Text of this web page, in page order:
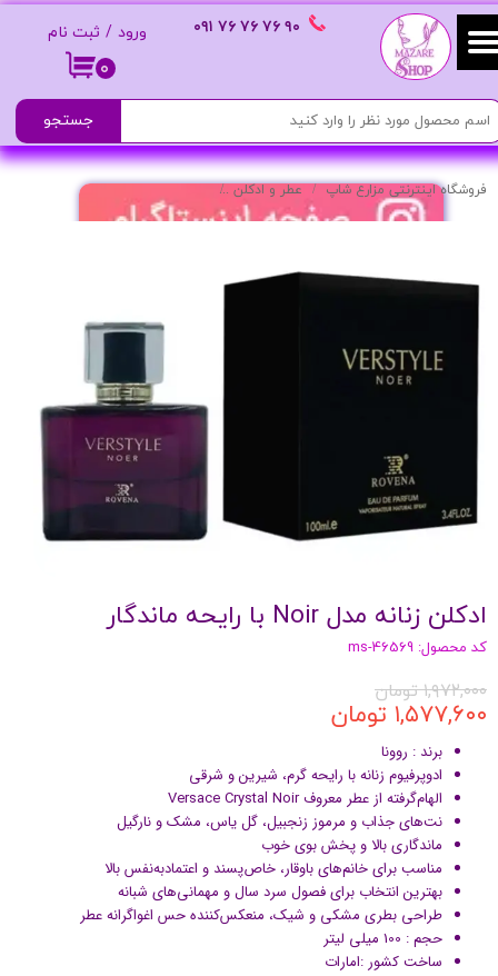
۰
ورود / ثبت نام
حساب کاربری من
تغییر گذر واژه
سفارشات
خروج از حساب کاربری
٩٠ ٧۶ ٧۶ ٧۶ ٠٩١
جستجو
فروشگاه اینترنتی مزارع شاپ عطر و ادکلن
ادکلن زنانه مدل Noir با رایحه ماندگار
کد محصول: ms-46569
۱,۹۷۲,۰۰۰ تومان
۱,۵۷۷,۶۰۰ تومان
برند : روونا
ادوپرفیوم زنانه با رایحه گرم، شیرین و شرقی
الهام‌گرفته از عطر معروف Versace Crystal Noir
نت‌های جذاب و مرموز زنجبیل، گل یاس، مشک و نارگیل
ماندگاری بالا و پخش بوی خوب
مناسب برای خانم‌های باوقار، خاص‌پسند و اعتمادبه‌نفس بالا
بهترین انتخاب برای فصول سرد سال و مهمانی‌های شبانه
طراحی بطری مشکی و شیک، منعکس‌کننده حس اغواگرانه عطر
حجم : 100 میلی لیتر
ساخت کشور :‌امارات